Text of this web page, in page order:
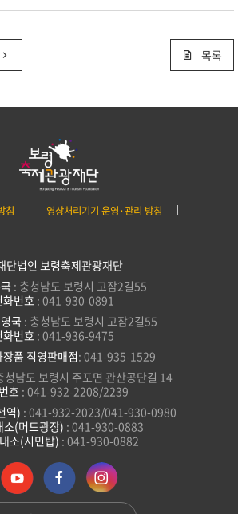
목록
침
영상처리기기 운영·관리 방침
단법인 보령축제관광재단
: 충청남도 보령시 고잠2길55
화번호 : 041-930-0891
국 : 충청남도 보령시 고잠2길55
화번호 : 041-936-9475
품 직영판매점: 041-935-1529
청남도 보령시 주포면 관산공단길 14
호 : 041-932-2208/2239
역) : 041-932-2023/041-930-0980
소(머드광장) : 041-930-0883
소(시민탑) : 041-930-0882